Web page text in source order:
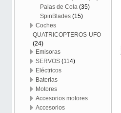
Palas de Cola (35)
SpinBlades (15)
Coches
QUATRICOPTEROS-UFO
(24)
Emisoras
SERVOS (114)
Eléctricos
Baterias
Motores
Accesorios motores
Accesorios